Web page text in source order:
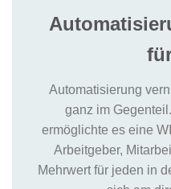
Automatisierung
ganz im
ermöglichte es eine
Arbeitgeber,
Mehrwert für jeden in